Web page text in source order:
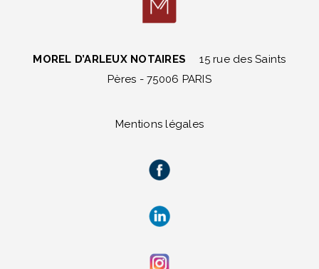
MOREL D’ARLEUX NOTAIRES
15 rue des Saints
Pères - 75006 PARIS
Mentions légales